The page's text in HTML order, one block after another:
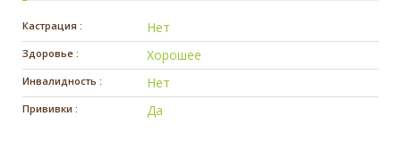
Кастрация : Нет
Здоровье : Хорошее
Инвалидность : Нет
Прививки : Да